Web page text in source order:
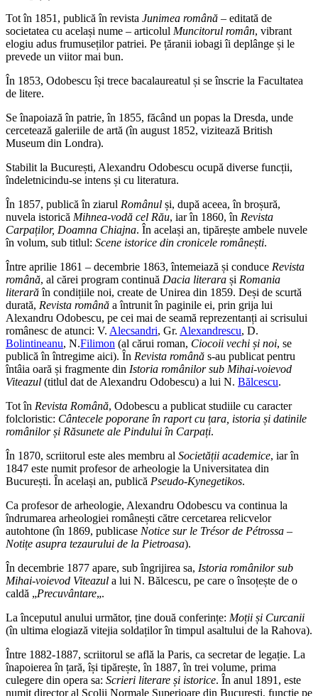
Tot în 1851, publică în revista Junimea română – editată de
societatea cu același nume – articolul Muncitorul român, vibrant
elogiu adus frumuseților patriei. Pe țăranii iobagi îi deplânge și le
prevede un viitor mai bun.
În 1853, Odobescu își trece bacalaureatul și se înscrie la Facultatea
de litere.
Se înapoiază în patrie, în 1855, făcând un popas la Dresda, unde
cercetează galeriile de artă (în august 1852, vizitează British
Museum din Londra).
Stabilit la București, Alexandru Odobescu ocupă diverse funcții,
îndeletnicindu-se intens și cu literatura.
În 1857, publică în ziarul Românul și, după aceea, în broșură,
nuvela istorică Mihnea-vodă cel Rău, iar în 1860, în Revista
Carpaților, Doamna Chiajna. În același an, tipărește ambele nuvele
în volum, sub titlul: Scene istorice din cronicele românești.
Între aprilie 1861 – decembrie 1863, întemeiază și conduce Revista
română, al cărei program continuă Dacia literara și Romania
literarăîn condițiile noi, create de Unirea din 1859. Deși de scurtă
durată, Revista română a întrunit în paginile ei, prin grija lui
Alexandru Odobescu, pe cei mai de seamă reprezentanți ai scrisului
românesc de atunci: V. Alecsandri, Gr. Alexandrescu, D.
Bolintineanu, N.Filimon (al cărui roman, Ciocoii vechi și noi, se
publică în întregime aici). În Revista română s-au publicat pentru
întâia oară și fragmente din Istoria românilor sub Mihai-voievod
Viteazul (titlul dat de Alexandru Odobescu) a lui N. Bălcescu.
Tot în Revista Română, Odobescu a publicat studiile cu caracter
folcloristic: Cântecele poporane în raport cu țara, istoria și datinile
românilor și Răsunete ale Pindului în Carpați.
În 1870, scriitorul este ales membru al Societății academice, iar în
1847 este numit profesor de arheologie la Universitatea din
București. În același an, publică Pseudo-Kynegetikos.
Ca profesor de arheologie, Alexandru Odobescu va continua la
îndrumarea arheologiei românești către cercetarea relicvelor
autohtone (în 1869, publicase Notice sur le Trésor de Pétrossa –
Notițe asupra tezaurului de la Pietroasa).
În decembrie 1877 apare, sub îngrijirea sa, Istoria românilor sub
Mihai-voievod Viteazul a lui N. Bălcescu, pe care o însoțește de o
caldă „Precuvântare„.
La începutul anului următor, ține două conferințe: Moții și Curcanii
(în ultima elogiază vitejia soldaților în timpul asaltului de la Rahova).
Între 1882-1887, scriitorul se află la Paris, ca secretar de legație. La
înapoierea în țară, își tipărește, în 1887, în trei volume, prima
culegere din opera sa: Scrieri literare și istorice. În anul 1891, este
numit director al Școlii Normale Superioare din București, funcție pe